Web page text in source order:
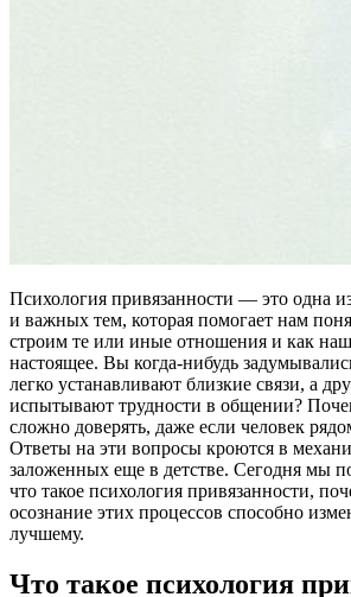
Психология привязанности — это одна
и важных тем, которая помогает нам
строим те или иные отношения и как
настоящее. Вы когда-нибудь
легко устанавливают близкие связи, а
испытывают трудности в общении?
сложно доверять, даже если человек
Ответы на эти вопросы кроются в
заложенных еще в детстве. Сегодня мы
что такое психология привязанности,
осознание этих процессов способно
лучшему.
Что такое психология